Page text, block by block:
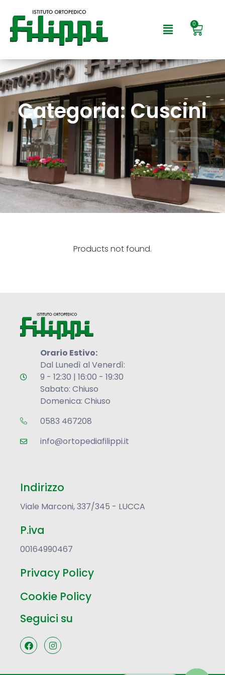
0
Categoria: Cuscini
Products not found.
Orario Estivo:
Dal Lunedì al Venerdì:
9 - 12:30 | 16:00 - 19:30
Sabato: Chiuso
Domenica: Chiuso
0583 467208
info@ortopediafilippi.it
Indirizzo
Viale Marconi, 337/345 - LUCCA
P.iva
00164990467
Privacy Policy
Cookie Policy
Seguici su